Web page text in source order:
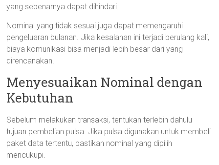
yang sebenarnya dapat dihindari.
Nominal yang tidak sesuai juga dapat memengaruhi
pengeluaran bulanan. Jika kesalahan ini terjadi berulang kali,
biaya komunikasi bisa menjadi lebih besar dari yang
direncanakan.
Menyesuaikan Nominal dengan
Kebutuhan
Sebelum melakukan transaksi, tentukan terlebih dahulu
tujuan pembelian pulsa. Jika pulsa digunakan untuk membeli
paket data tertentu, pastikan nominal yang dipilih
mencukupi.